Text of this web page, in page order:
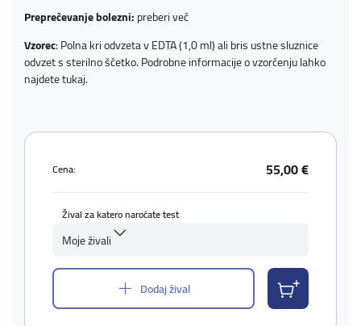
Preprečevanje bolezni:preberi več
Vzorec: Polna kri odvzeta v EDTA (1,0 ml) ali bris ustne sluznice
odvzet s sterilno ščetko. Podrobne informacije o vzorčenju lahko
najdetetukaj.
Cena: 55,00 €
Žival za katero naročate test
Moje živali
Dodaj žival